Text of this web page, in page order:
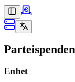
Parteispenden
Enhet